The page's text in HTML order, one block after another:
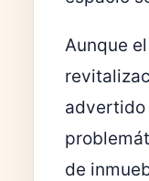
Aunque
advertido
de